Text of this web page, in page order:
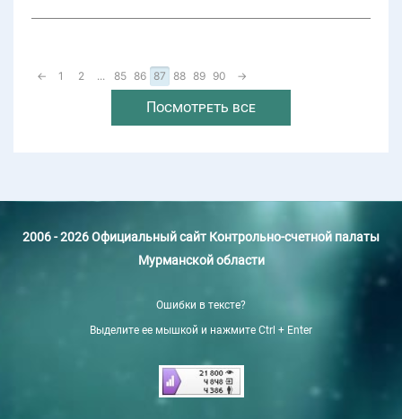
← 1 2 ... 85 86 87 88 89 90 →
Посмотреть все
2006 - 2026 Официальный сайт Контрольно-счетной палаты
Мурманской области
Ошибки в тексте?
Выделите ее мышкой и нажмите Ctrl + Enter